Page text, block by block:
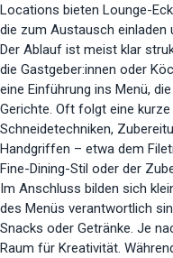
Locations bieten Lounge-
die zum Austausch einladen
Der Ablauf ist meist klar
die Gastgeber:innen oder
eine Einführung ins Menü,
Gerichte. Oft folgt eine
Schneidetechniken,
Handgriffen – etwa dem
Fine-Dining-Stil oder der
Im Anschluss bilden sich
des Menüs verantwortlich
Snacks oder Getränke. Je
Raum für Kreativität.